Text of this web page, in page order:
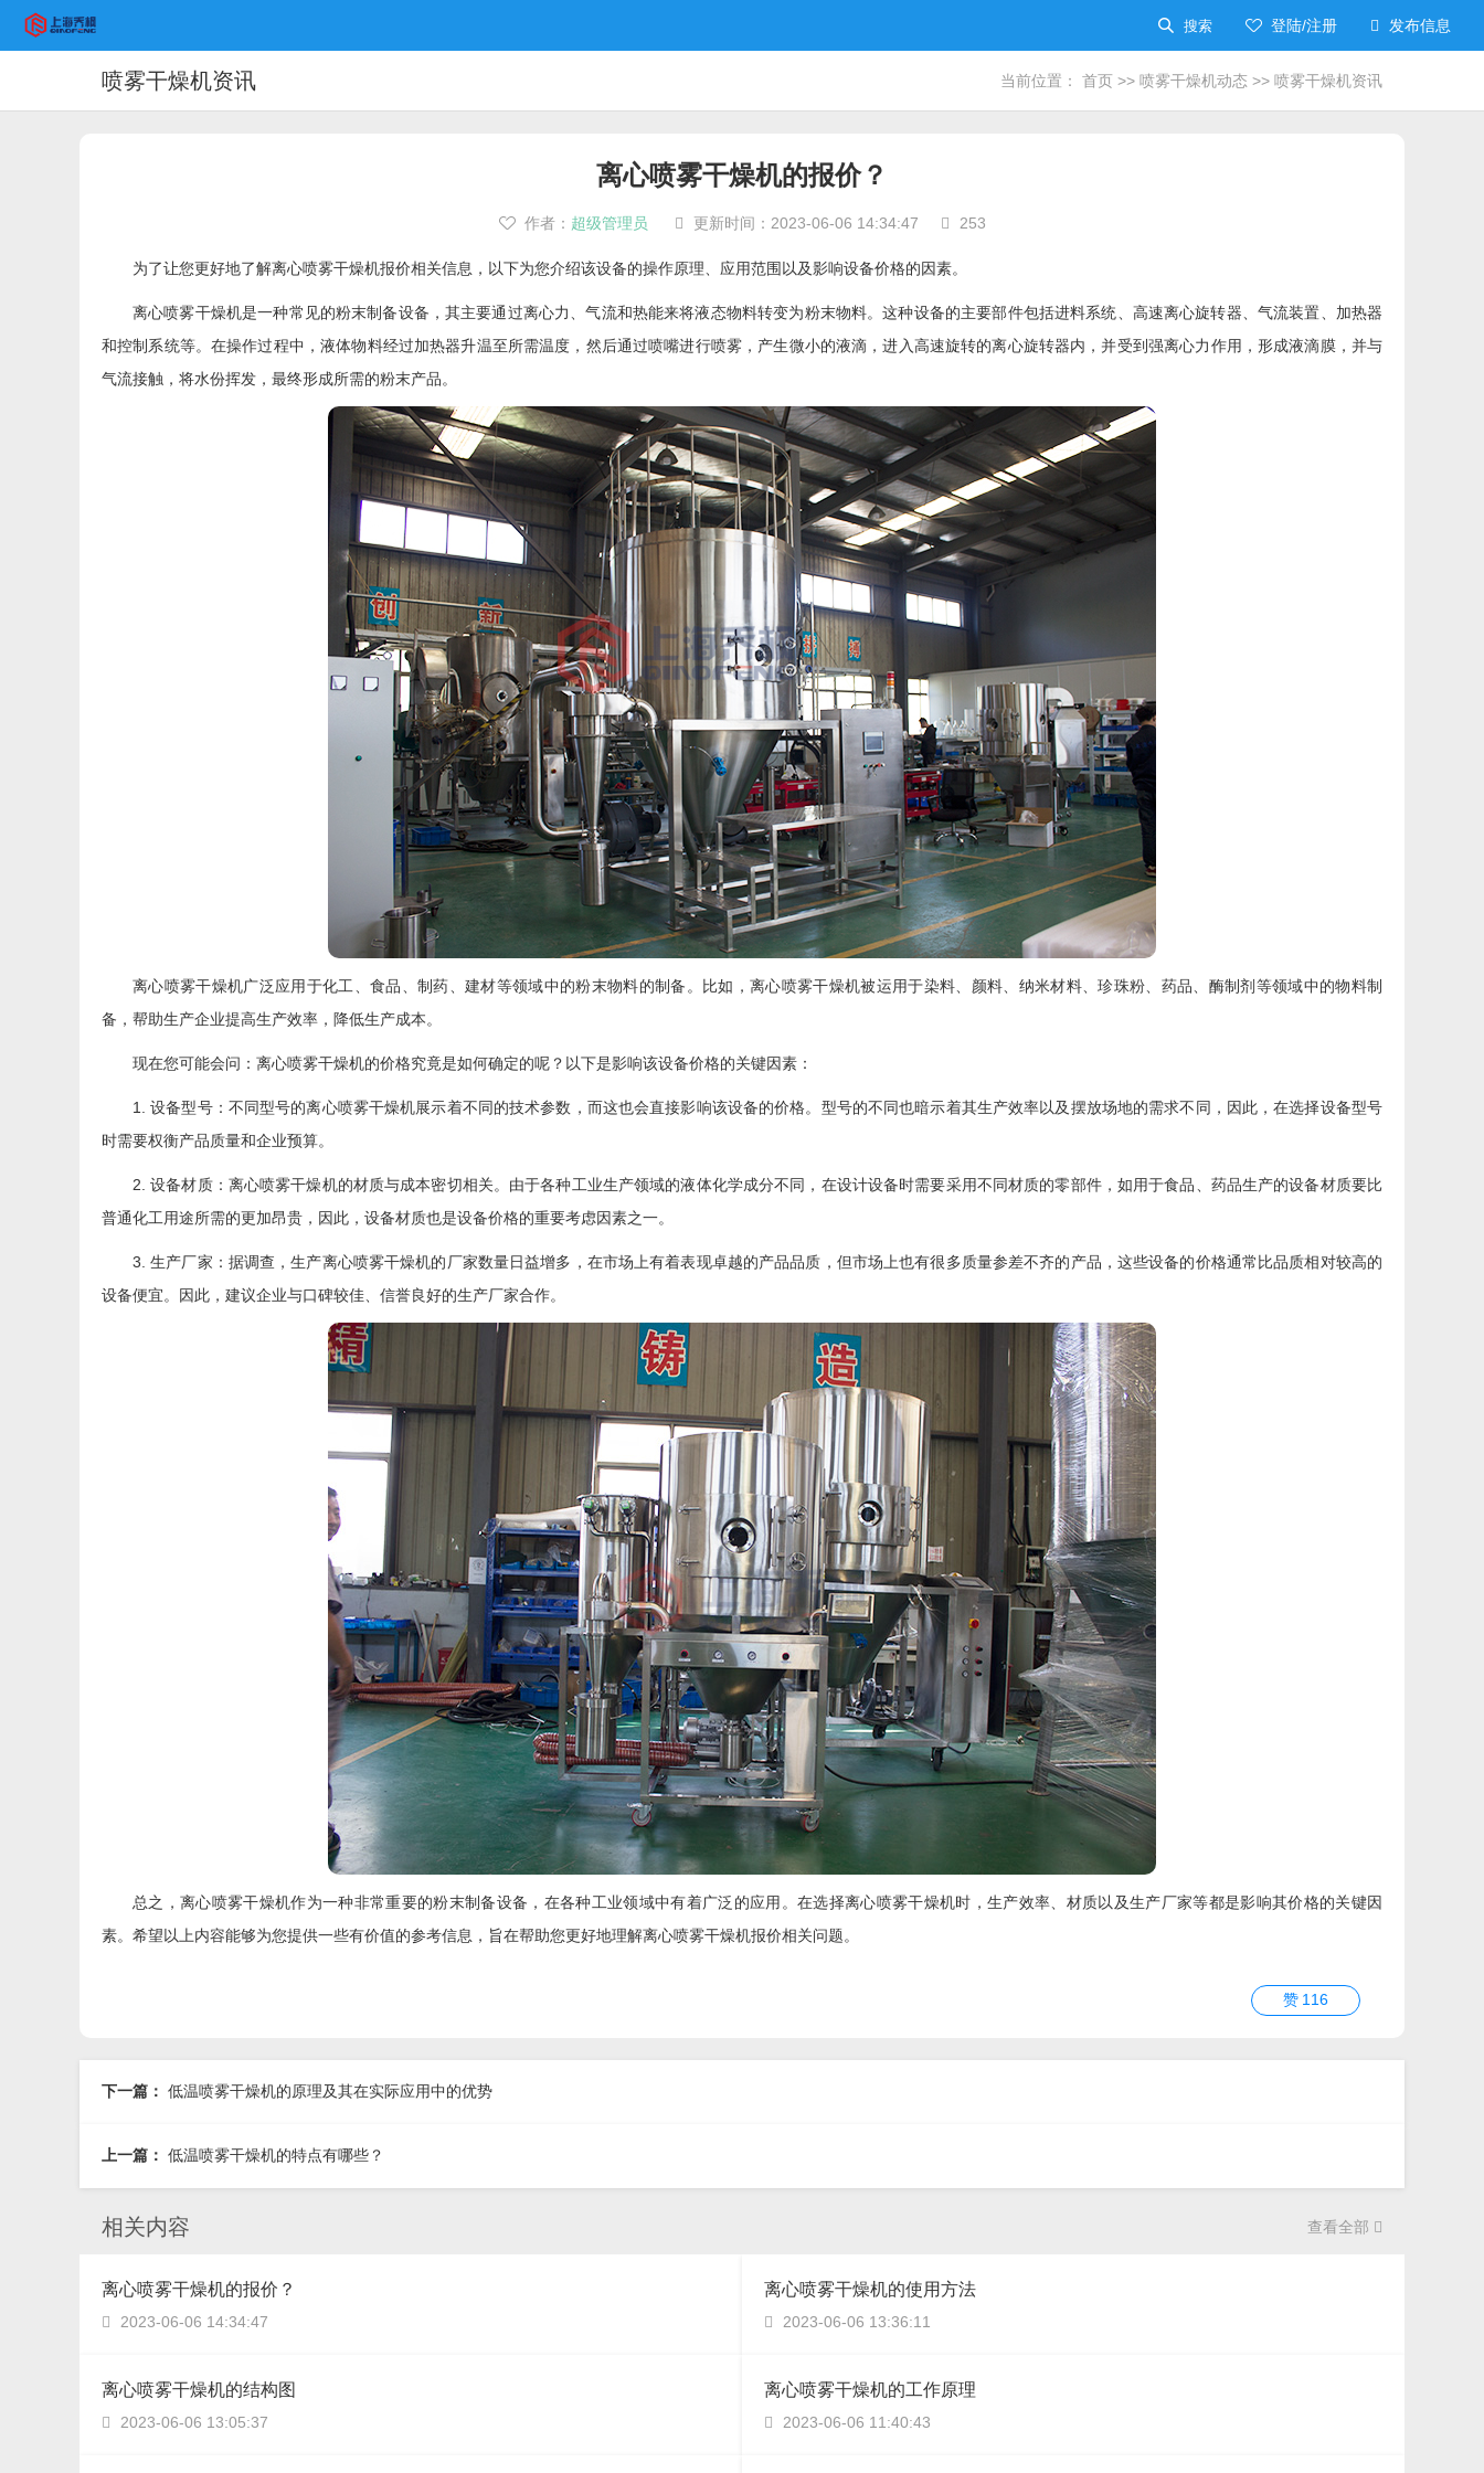
 发布信息
 登陆/注册
 搜索
喷雾干燥机资讯 当前位置： 首页 >> 喷雾干燥机动态 >> 喷雾干燥机资讯
离心喷雾干燥机的报价？
 作者： 超级管理员  更新时间： 2023-06-06 14:34:47  253
为了让您更好地了解离心喷雾干燥机报价相关信息，以下为您介绍该设备的操作原理、应用范围以及影响设备价格的因素。
离心喷雾干燥机是一种常见的粉末制备设备，其主要通过离心力、气流和热能来将液态物料转变为粉末物料。这种设备的主要部件包括进料系统、高速离心旋转器、气流装置、加热器
和控制系统等。在操作过程中，液体物料经过加热器升温至所需温度，然后通过喷嘴进行喷雾，产生微小的液滴，进入高速旋转的离心旋转器内，并受到强离心力作用，形成液滴膜，并与
气流接触，将水份挥发，最终形成所需的粉末产品。
离心喷雾干燥机广泛应用于化工、食品、制药、建材等领域中的粉末物料的制备。比如，离心喷雾干燥机被运用于染料、颜料、纳米材料、珍珠粉、药品、酶制剂等领域中的物料制
备，帮助生产企业提高生产效率，降低生产成本。
现在您可能会问：离心喷雾干燥机的价格究竟是如何确定的呢？以下是影响该设备价格的关键因素：
1. 设备型号：不同型号的离心喷雾干燥机展示着不同的技术参数，而这也会直接影响该设备的价格。型号的不同也暗示着其生产效率以及摆放场地的需求不同，因此，在选择设备型号
时需要权衡产品质量和企业预算。
2. 设备材质：离心喷雾干燥机的材质与成本密切相关。由于各种工业生产领域的液体化学成分不同，在设计设备时需要采用不同材质的零部件，如用于食品、药品生产的设备材质要比
普通化工用途所需的更加昂贵，因此，设备材质也是设备价格的重要考虑因素之一。
3. 生产厂家：据调查，生产离心喷雾干燥机的厂家数量日益增多，在市场上有着表现卓越的产品品质，但市场上也有很多质量参差不齐的产品，这些设备的价格通常比品质相对较高的
设备便宜。因此，建议企业与口碑较佳、信誉良好的生产厂家合作。
总之，离心喷雾干燥机作为一种非常重要的粉末制备设备，在各种工业领域中有着广泛的应用。在选择离心喷雾干燥机时，生产效率、材质以及生产厂家等都是影响其价格的关键因
素。希望以上内容能够为您提供一些有价值的参考信息，旨在帮助您更好地理解离心喷雾干燥机报价相关问题。
赞 116
下一篇： 低温喷雾干燥机的原理及其在实际应用中的优势
上一篇： 低温喷雾干燥机的特点有哪些？
相关内容 查看全部 
离心喷雾干燥机的报价？
 2023-06-06 14:34:47
离心喷雾干燥机的使用方法
 2023-06-06 13:36:11
离心喷雾干燥机的结构图
 2023-06-06 13:05:37
离心喷雾干燥机的工作原理
 2023-06-06 11:40:43